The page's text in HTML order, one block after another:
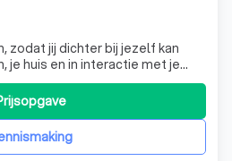
zodat jij dichter bij jezelf kan
madame. You’ve